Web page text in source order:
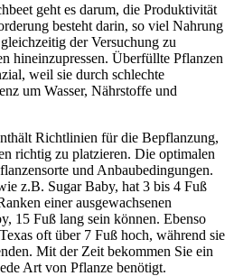
geht es darum, die Produktivität
besteht darin, so viel Nahrung
der Versuchung zu
hineinzupressen. Überfüllte Pflanzen
weil sie durch schlechte
um Wasser, Nährstoffe und
Richtlinien für die Bepflanzung,
richtig zu platzieren. Die optimalen
und Anbaubedingungen.
z.B. Sugar Baby, hat 3 bis 4 Fuß
einer ausgewachsenen
15 Fuß lang sein können. Ebenso
oft über 7 Fuß hoch, während sie
Mit der Zeit bekommen Sie ein
Art von Pflanze benötigt.